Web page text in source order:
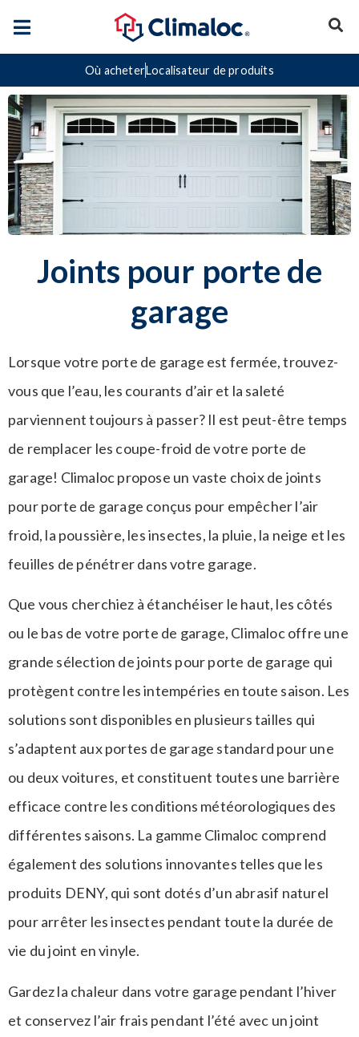
Où acheterLocalisateur de produits
Joints pour porte de
garage
Lorsque votre porte de garage est fermée, trouvez-
vous que l’eau, les courants d’air et la saleté
parviennent toujours à passer? Il est peut-être temps
de remplacer les coupe-froid de votre porte de
garage! Climaloc propose un vaste choix de joints
pour porte de garage conçus pour empêcher l’air
froid, la poussière, les insectes, la pluie, la neige et les
feuilles de pénétrer dans votre garage.
Que vous cherchiez à étanchéiser le haut, les côtés
ou le bas de votre porte de garage, Climaloc offre une
grande sélection de joints pour porte de garage qui
protègent contre les intempéries en toute saison. Les
solutions sont disponibles en plusieurs tailles qui
s’adaptent aux portes de garage standard pour une
ou deux voitures, et constituent toutes une barrière
efficace contre les conditions météorologiques des
différentes saisons. La gamme Climaloc comprend
également des solutions innovantes telles que les
produits DENY, qui sont dotés d’un abrasif naturel
pour arrêter les insectes pendant toute la durée de
vie du joint en vinyle.
Gardez la chaleur dans votre garage pendant l’hiver
et conservez l’air frais pendant l’été avec un joint